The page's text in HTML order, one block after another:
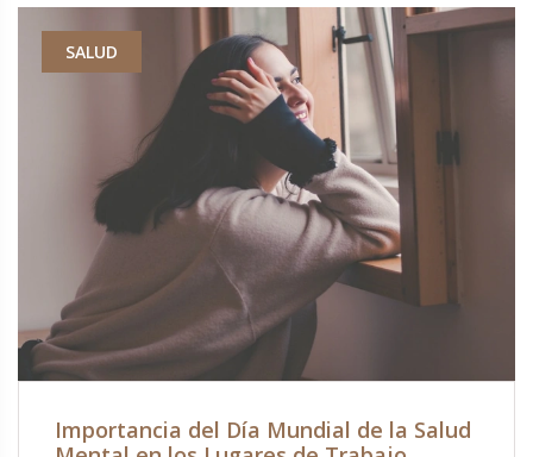
SALUD
Importancia del Día Mundial de la Salud